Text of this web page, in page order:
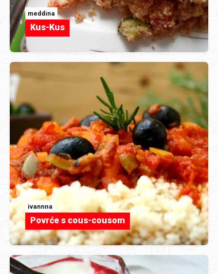
meddina
Kus-Kus
ivannna
Povrće s cous-cousom